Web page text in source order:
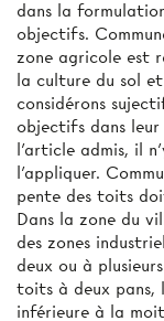
dans la
objectifs.
zone agricole est
la culture du sol
considérons
objectifs dans
l'article admis, il
l'appliquer.
pente des toits
Dans la zone du
des zones
deux ou à
toits à deux pans,
inférieure à la